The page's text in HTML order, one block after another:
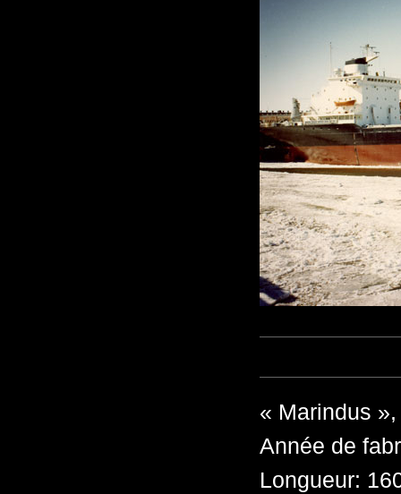
« Marindus
Année de
Longueur: